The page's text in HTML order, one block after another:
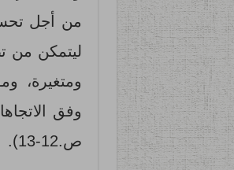
من أجل
ليتمكن من
ومتغيرة،
ص.12-13).